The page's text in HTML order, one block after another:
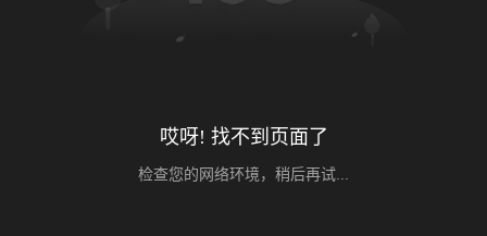
哎呀! 找不到页面了
检查您的网络环境，稍后再试...